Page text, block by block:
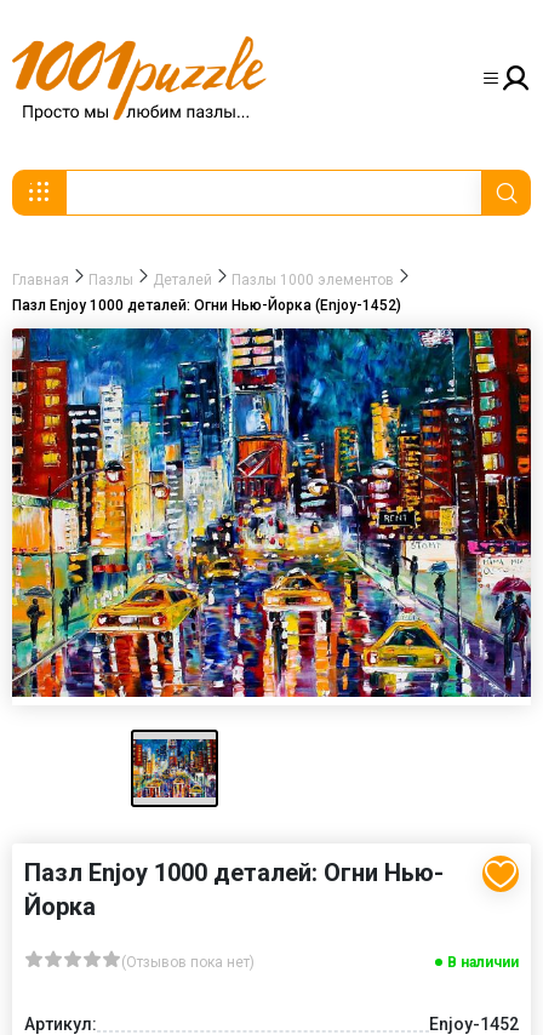
Главная Пазлы Деталей
Пазлы 1000 элементов
Пазл Enjoy 1000 деталей: Огни Нью-Йорка (Enjoy-1452)
Пазл Enjoy 1000 деталей: Огни Нью-
Йорка
(Отзывов пока нет) В наличии
Артикул:
Enjoy-1452